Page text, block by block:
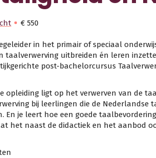
€ 550
in het primair of speciaal
taalverwerving uitbreiden én leren
post-bachelorcursus
opleiding ligt op het verwerven van de
bij leerlingen die de Nederlandse
En je leert hoe een goede
het naast de didactiek en het aanbod